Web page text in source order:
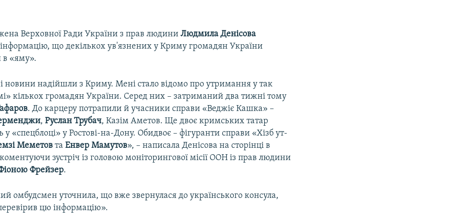
Верховної Ради України з прав людиниЛюдмила Денісова
що декількох ув'язнених у Криму громадян України
в «яму».
новини надійшли з Криму. Мені стало відомо про утримання у так
кількох громадян України. Серед них – затриманий два тижні тому
. До карцеру потрапили й учасники справи «Веджіє Кашка» –
,Руслан Трубач, Казім Аметов. Ще двоє кримських татар
у «спецблоці» у Ростові-на-Дону. Обидвоє – фігуранти справи «Хізб ут-
Меметов таЕнвер Мамутов», – написала Денісова на сторінці в
зустріч із головою моніторингової місії ООН із прав людини
Фрейзер.
омбудсмен уточнила, що вже звернулася до українського консула,
цю інформацію».